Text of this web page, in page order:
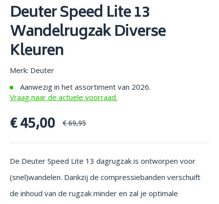
Deuter Speed Lite 13
Wandelrugzak Diverse
Kleuren
Merk: Deuter
Aanwezig in het assortiment van 2026.
Vraag naar de actuele voorraad.
€ 45,00 € 69,95
De Deuter Speed Lite 13 dagrugzak is ontworpen voor
(snel)wandelen. Dankzij de compressiebanden verschuift
de inhoud van de rugzak minder en zal je optimale